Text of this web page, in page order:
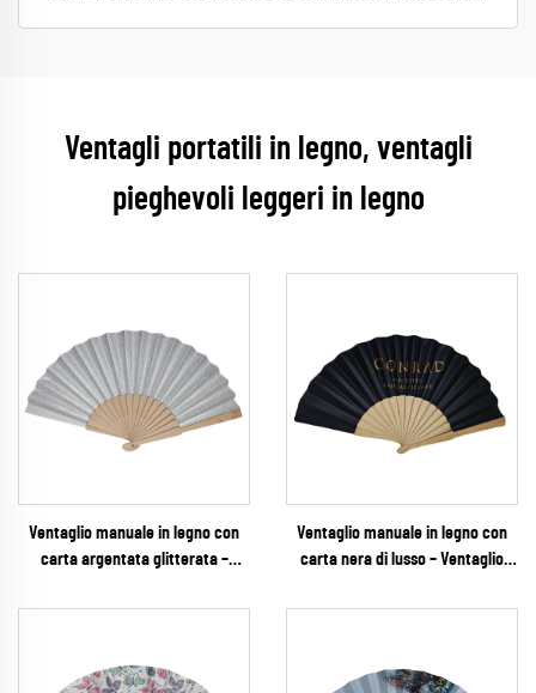
Ventagli portatili in legno, ventagli
pieghevoli leggeri in legno
Ventaglio manuale in legno con
carta argentata glitterata –
glamour per matrimoni, feste di
per eventi
Ventaglio manuale in legno con
carta nera di lusso – Ventaglio
foglia d'oro stampata, ideale per